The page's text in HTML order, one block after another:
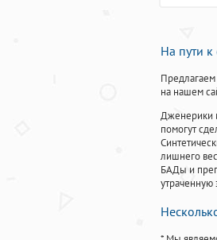
На пути к
на нашем
Дженерики
помогут
лишнего
БАДы и
утраченную